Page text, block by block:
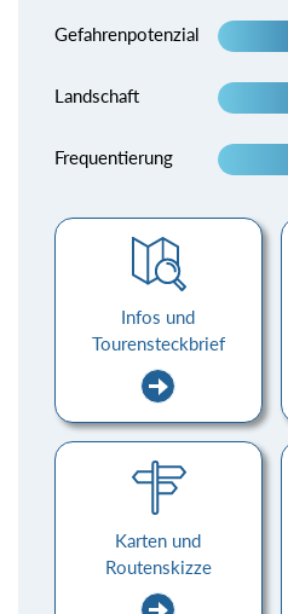
Gefahrenpotenzial
Landschaft
Frequentierung
Infos und
Tourensteckbrief
Karten und
Routenskizze